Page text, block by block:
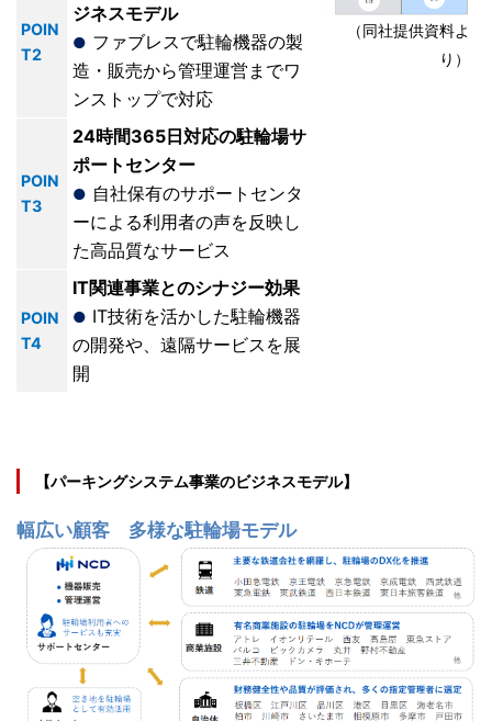
（同社提供資料よ
り）
POIN
T2
ジネスモデル
● ファブレスで駐輪機器の製
造・販売から管理運営までワ
ンストップで対応
POIN
T3
24時間365日対応の駐輪場サ
ポートセンター
● 自社保有のサポートセンタ
ーによる利用者の声を反映し
た高品質なサービス
POIN
T4
IT関連事業とのシナジー効果
● IT技術を活かした駐輪機器
の開発や、遠隔サービスを展
開
【パーキングシステム事業のビジネスモデル】
幅広い顧客 多様な駐輪場モデル